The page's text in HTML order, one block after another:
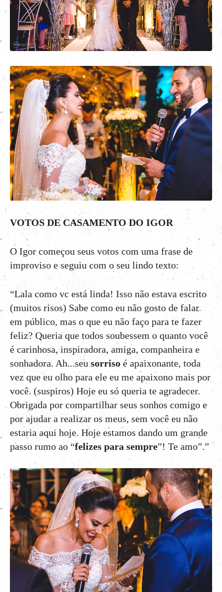
VOTOS DE CASAMENTO DO IGOR
O Igor começou seus votos com uma frase de
improviso e seguiu com o seu lindo texto:
“Lala como vc está linda! Isso não estava escrito
(muitos risos) Sabe como eu não gosto de falar
em público, mas o que eu não faço para te fazer
feliz? Queria que todos soubessem o quanto você
é carinhosa, inspiradora, amiga, companheira e
sonhadora. Ah...seu sorrisoé apaixonante, toda
vez que eu olho para ele eu me apaixono mais por
você. (suspiros) Hoje eu só queria te agradecer.
Obrigada por compartilhar seus sonhos comigo e
por ajudar a realizar os meus, sem você eu não
estaria aqui hoje. Hoje estamos dando um grande
passo rumo ao “felizes para sempre”! Te amo”.”